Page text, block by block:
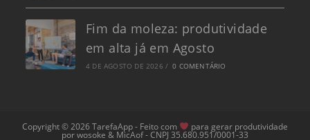
Fim da moleza: produtividade
em alta já em Agosto
4 DE AGOSTO DE 2026 / 0 COMENTÁRIO
Copyright © 2026 TarefaApp - Feito com para gerar produtividade
por wosoke & MicAof - CNPJ 35.680.951/0001-33